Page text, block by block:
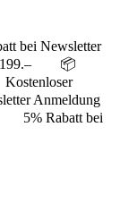
bei Newsletter
199.– 📦
Kostenloser
Anmeldung
Rabatt bei